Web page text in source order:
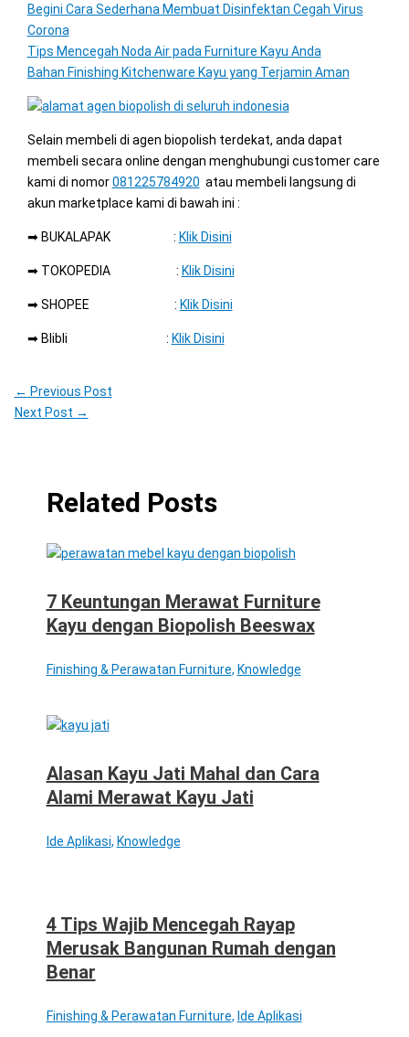
Begini Cara Sederhana Membuat Disinfektan Cegah Virus
Corona
Tips Mencegah Noda Air pada Furniture Kayu Anda
Bahan Finishing Kitchenware Kayu yang Terjamin Aman
Selain membeli di agen biopolish terdekat, anda dapat
membeli secara online dengan menghubungi customer care
kami di nomor081225784920 atau membeli langsung di
akun marketplace kami di bawah ini :
➡ BUKALAPAK : Klik Disini
➡ TOKOPEDIA : Klik Disini
➡ SHOPEE : Klik Disini
➡ Blibli : Klik Disini
← Previous Post
Next Post →
Related Posts
7 Keuntungan Merawat Furniture
Kayu dengan Biopolish Beeswax
Finishing & Perawatan Furniture, Knowledge
Alasan Kayu Jati Mahal dan Cara
Alami Merawat Kayu Jati
Ide Aplikasi, Knowledge
4 Tips Wajib Mencegah Rayap
Merusak Bangunan Rumah dengan
Benar
Finishing & Perawatan Furniture, Ide Aplikasi